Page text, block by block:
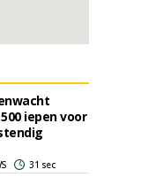
iepen voor
31 sec